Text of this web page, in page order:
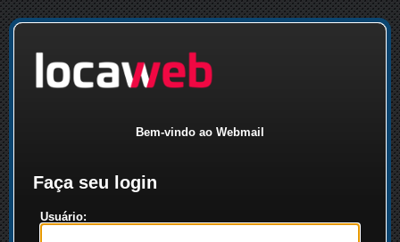
Bem-vindo ao Webmail
Faça seu login
Usuário: